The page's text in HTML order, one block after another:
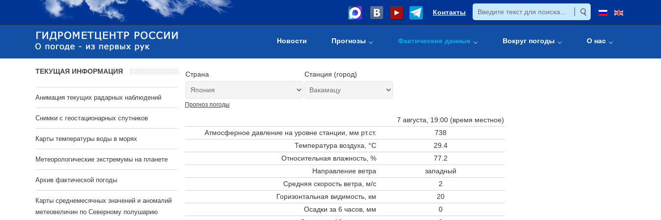
Контакты
Новости Прогнозы Фактические данные Вокруг погоды О нас
Страна Станция (город)
Прогноз погоды
7 августа, 19:00 (время местное)
Атмосферное давление на уровне станции, мм рт.ст.
738
Температура воздуха, °C
29.4
Относительная влажность, %
77.2
Направление ветра
западный
Средняя скорость ветра, м/с
2
Горизонтальная видимость, км
20
Осадки за 6 часов, мм
0
ТЕКУЩАЯ ИНФОРМАЦИЯ
Анимация текущих радарных наблюдений
Cнимки с геостационарных спутников
Карты температуры воды в морях
Метеорологические экстремумы на планете
Архив фактической погоды
Карты среднемесячных значений и аномалий
метеовеличин по Северному полушарию